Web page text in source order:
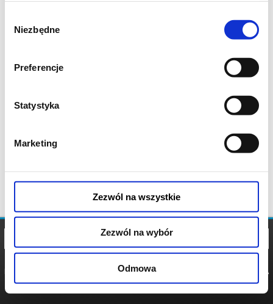
zgody
Niezbędne
Preferencje
Statystyka
Marketing
Zezwól na wszystkie
Zezwól na wybór
Odmowa
POLITYKA
POLITYKA